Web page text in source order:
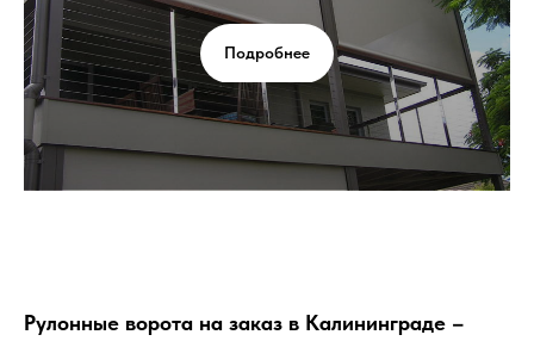
Подробнее
Рулонные ворота на заказ в Калининграде –